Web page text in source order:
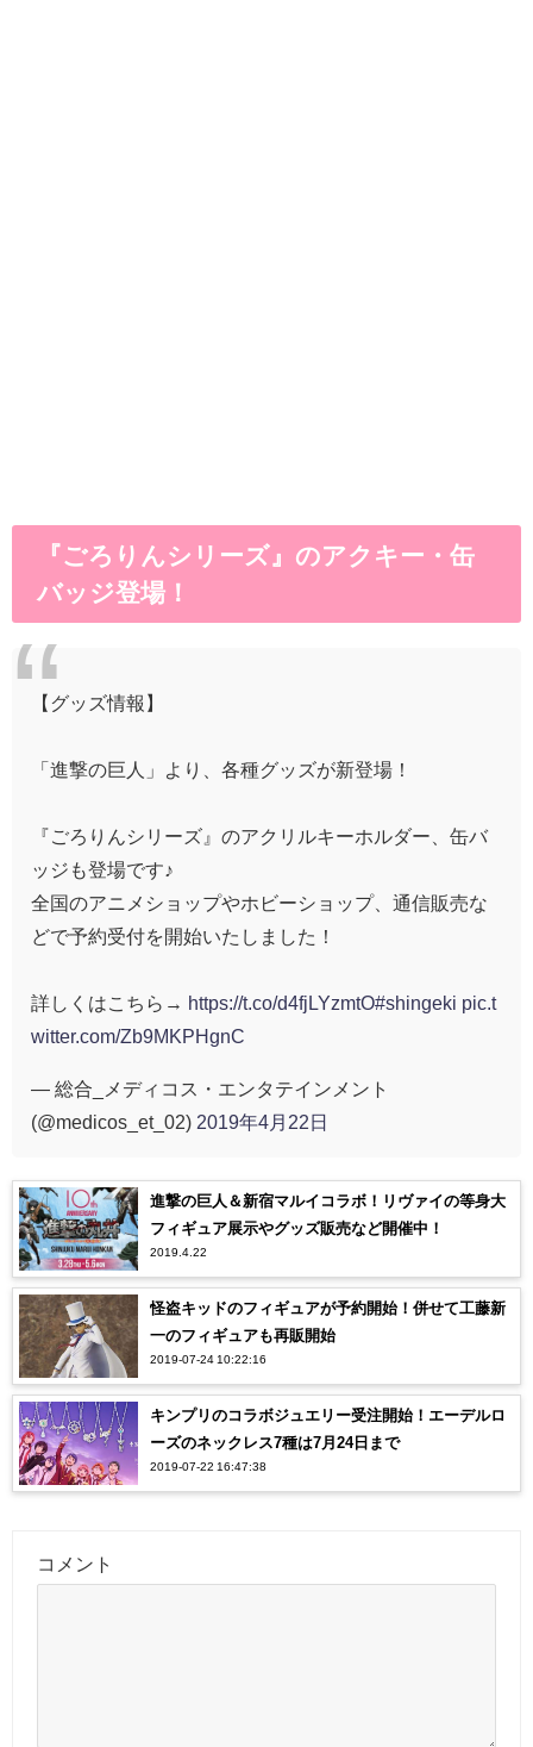
『ごろりんシリーズ』のアクキー・缶
バッジ登場！
【グッズ情報】
「進撃の巨人」より、各種グッズが新登場！
『ごろりんシリーズ』のアクリルキーホルダー、缶バ
ッジも登場です♪
全国のアニメショップやホビーショップ、通信販売な
どで予約受付を開始いたしました！
詳しくはこちら→ https://t.co/d4fjLYzmtO#shingeki pic.t
witter.com/Zb9MKPHgnC
— 総合_メディコス・エンタテインメント
(@medicos_et_02) 2019年4月22日
進撃の巨人＆新宿マルイコラボ！リヴァイの等身大
フィギュア展示やグッズ販売など開催中！
2019.4.22
怪盗キッドのフィギュアが予約開始！併せて工藤新
一のフィギュアも再販開始
2019-07-24 10:22:16
キンプリのコラボジュエリー受注開始！エーデルロ
ーズのネックレス7種は7月24日まで
2019-07-22 16:47:38
コメント